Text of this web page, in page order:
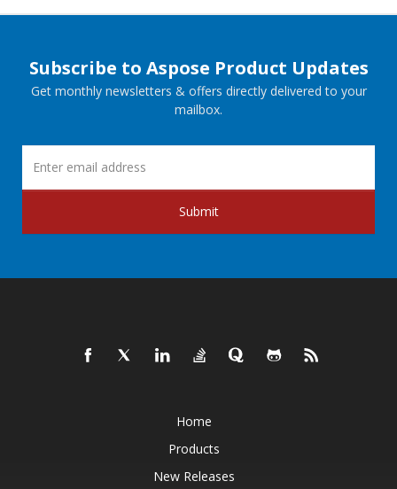
Subscribe to Aspose Product Updates
Get monthly newsletters & offers directly delivered to your
mailbox.
Submit
Home
Products
New Releases